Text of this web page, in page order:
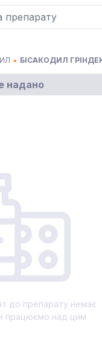
БІСАКОДИЛ
надано
до препарату немає
працюємо над цим